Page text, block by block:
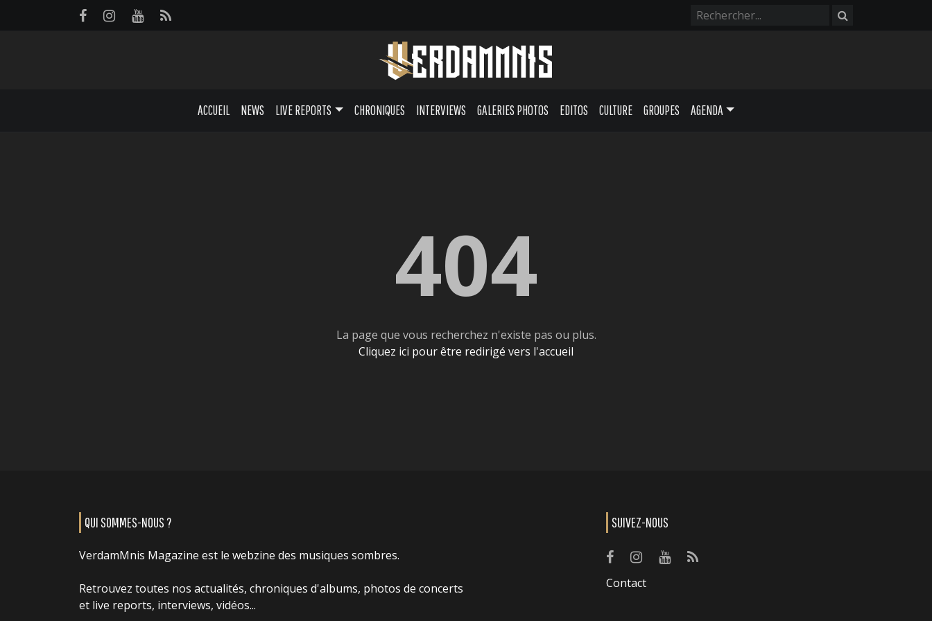
ACCUEIL NEWS LIVE REPORTS CHRONIQUES INTERVIEWS GALERIES PHOTOS EDITOS CULTURE GROUPES AGENDA
404
La page que vous recherchez n'existe pas ou plus.
Cliquez ici pour être redirigé vers l'accueil
QUI SOMMES-NOUS ?
VerdamMnis Magazine est le webzine des musiques sombres.
Retrouvez toutes nos actualités, chroniques d'albums, photos de concerts
et live reports, interviews, vidéos...
SUIVEZ-NOUS
Contact
Panneau de gestion des cookies